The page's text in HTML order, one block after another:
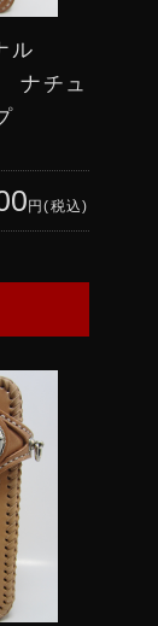
ル
ナチュ
円(税込)